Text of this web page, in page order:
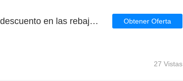
Consigue hasta un 36% de descuento en las rebajas de fin de temporada | que terminan pronto Obtener Oferta
27 Vistas